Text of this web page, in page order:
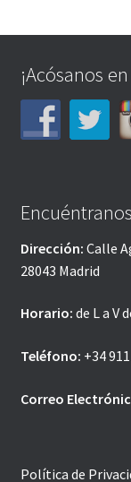
¡Acósanos
Encuéntranos
Dirección: Calle
28043 Madrid
Horario: de L a V
Teléfono: +34
Correo
Política de